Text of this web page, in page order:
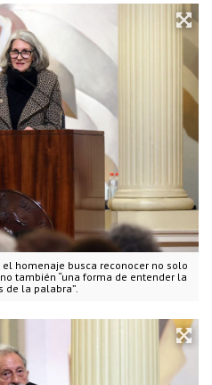
homenaje busca reconocer no solo
también “una forma de entender la
de la palabra”.